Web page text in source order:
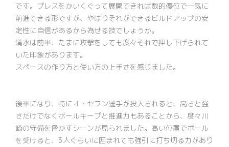
です。プレスをかいくぐって展開できれば数的優位で一気に
前進できる形ですが、やはりそれができるビルドアップの安
定性に自信があるから為せる技でしょうか。
清水は前半、たまに攻撃をしても度々それで押し下げられて
いた印象があります。
スペースの作り方と使い方の上手さを感じました。
後半になり、特にオ・セフン選手が投入されると、高さと強
さだけでなくボールキープと推進力もあることから、度々川
崎の守備を脅かすシーンが見られました。高い位置でボール
を受けると、3人ぐらいに囲まれても強引に打ち切る力があり